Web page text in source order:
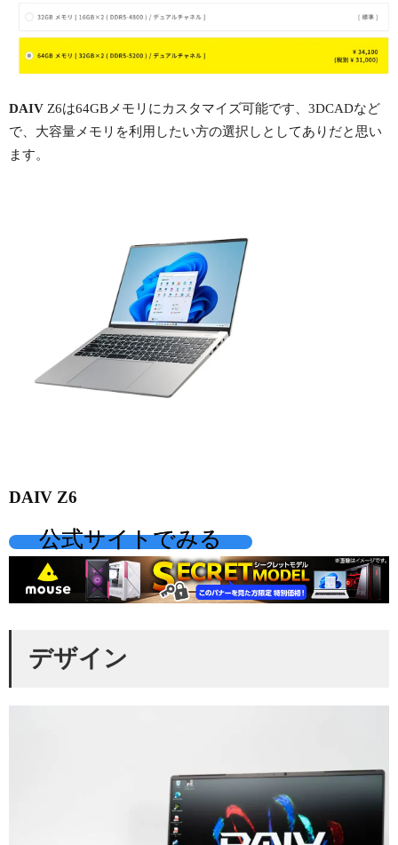
DAIV Z6は64GBメモリにカスタマイズ可能です、3DCADなど
で、大容量メモリを利用したい方の選択しとしてありだと思い
ます。
DAIV Z6
公式サイトでみる
デザイン